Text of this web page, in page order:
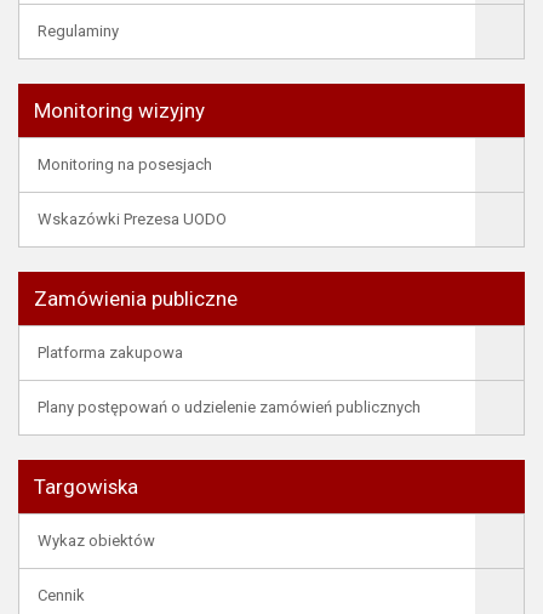
Regulaminy
Monitoring wizyjny
Monitoring na posesjach
Wskazówki Prezesa UODO
Zamówienia publiczne
Platforma zakupowa
Plany postępowań o udzielenie zamówień publicznych
Targowiska
Wykaz obiektów
Cennik